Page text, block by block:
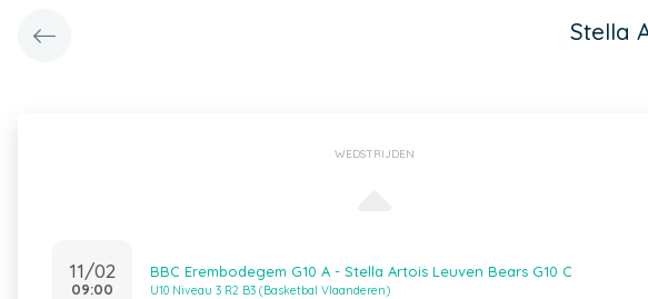
Stella
WEDSTRIJDEN
11/02
09:00
BBC Erembodegem G10 A - Stella Artois Leuven Bears G10 C
U10 Niveau 3 R2 B3 (Basketbal Vlaanderen)